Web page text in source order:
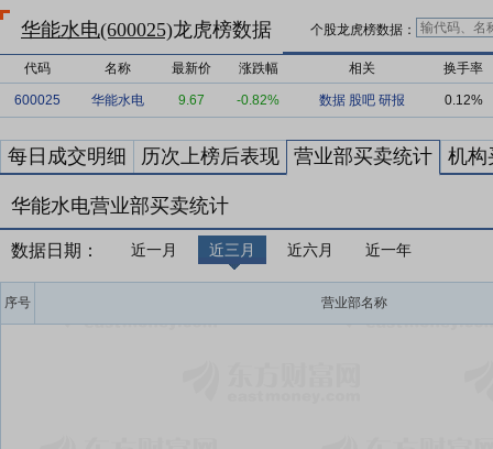
华能水电(600025)龙虎榜数据 个股龙虎榜数据：
代码 名称 最新价 涨跌幅 相关 换手率
600025 华能水电 9.67 -0.82% 数据 股吧 研报 0.12%
每日成交明细 历次上榜后表现 营业部买卖统计 机构
华能水电营业部买卖统计
数据日期： 近一月 近三月 近六月 近一年
序号 营业部名称